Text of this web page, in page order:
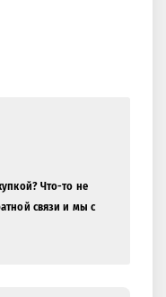
Что-то не
связи и мы с